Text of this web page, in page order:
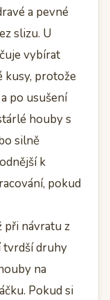
a pevné
slizu. U
vybírat
kusy, protože
po usušení
houby s
silně
k
pokud
při návratu z
tvrdší druhy
na
Pokud si